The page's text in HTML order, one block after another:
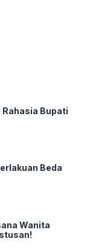
Rahasia Bupati
Beda
Wanita